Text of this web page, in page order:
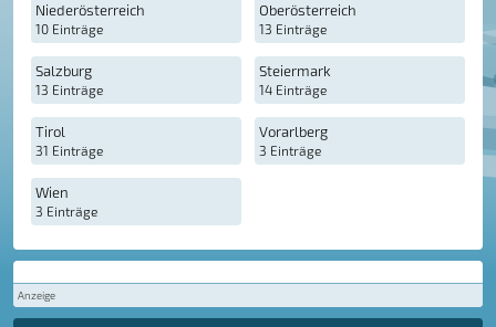
Niederösterreich
10 Einträge
Oberösterreich
13 Einträge
Salzburg
13 Einträge
Steiermark
14 Einträge
Tirol
31 Einträge
Vorarlberg
3 Einträge
Wien
3 Einträge
Anzeige